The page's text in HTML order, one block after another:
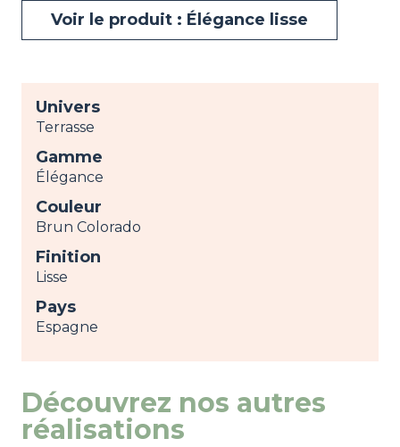
Voir le produit : Élégance lisse
Univers
Terrasse
Gamme
Élégance
Couleur
Brun Colorado
Finition
Lisse
Pays
Espagne
Découvrez nos autres
réalisations